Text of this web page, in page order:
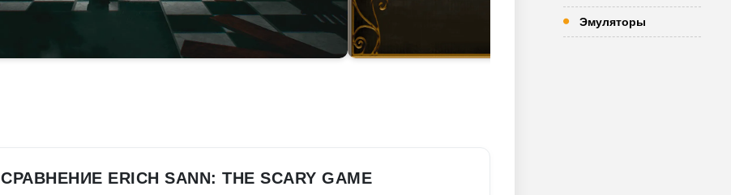
СРАВНЕНИЕ ERICH SANN: THE SCARY GAME
Эмуляторы